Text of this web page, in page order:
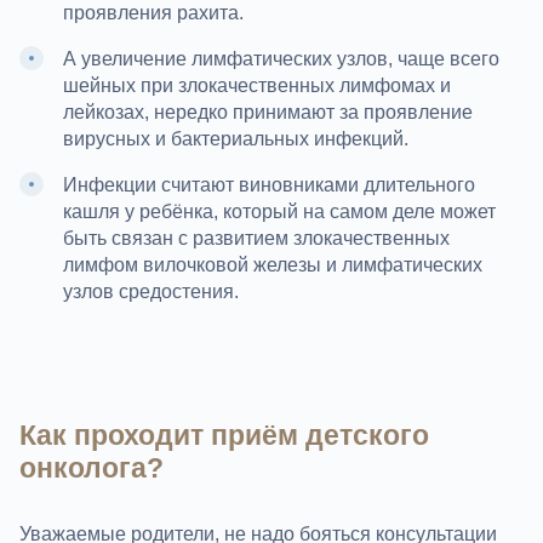
проявления рахита.
А увеличение лимфатических узлов, чаще всего
шейных при злокачественных лимфомах и
лейкозах, нередко принимают за проявление
вирусных и бактериальных инфекций.
Инфекции считают виновниками длительного
кашля у ребёнка, который на самом деле может
быть связан с развитием злокачественных
лимфом вилочковой железы и лимфатических
узлов средостения.
Как проходит приём детского
онколога?
Уважаемые родители, не надо бояться консультации